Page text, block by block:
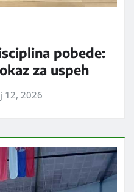
pobede:
za uspeh
12, 2026